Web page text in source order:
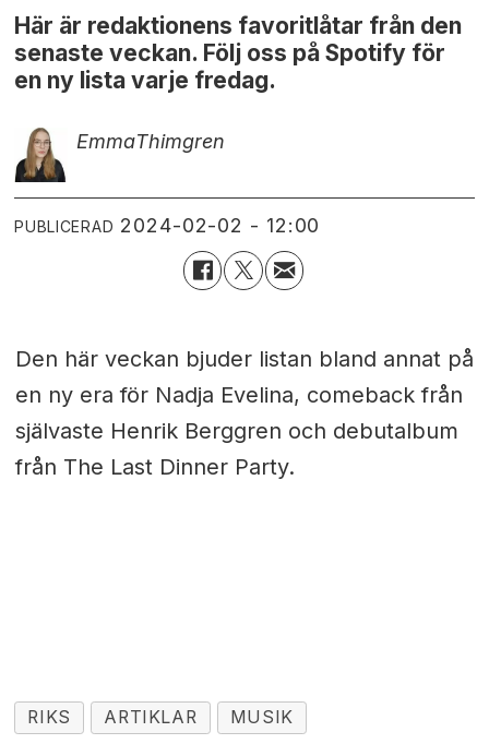
Här är redaktionens favoritlåtar från den
senaste veckan. Följ oss på Spotify för
en ny lista varje fredag.
EmmaThimgren
PUBLICERAD 2024-02-02 - 12:00
Den här veckan bjuder listan bland annat på
en ny era för Nadja Evelina, comeback från
självaste Henrik Berggren och debutalbum
från The Last Dinner Party.
RIKS ARTIKLAR MUSIK